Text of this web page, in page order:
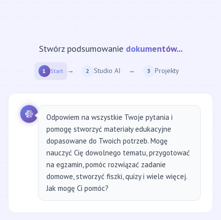
Stwórz podsumowanie strony internetowej...
1 Start → 2 Studio AI → 3 Projekty
Odpowiem na wszystkie Twoje pytania i
pomogę stworzyć materiały edukacyjne
dopasowane do Twoich potrzeb. Mogę
nauczyć Cię dowolnego tematu, przygotować
na egzamin, pomóc rozwiązać zadanie
domowe, stworzyć fiszki, quizy i wiele więcej.
Jak mogę Ci pomóc?